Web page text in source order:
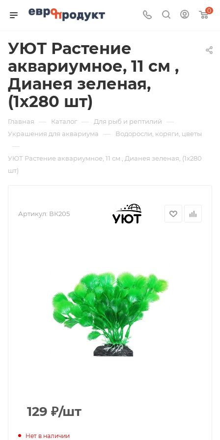
0
УЮТ Растение
аквариумное, 11 см ,
Дианея зеленая,
(1х280 шт)
Главная — Каталог — Для рыб и рептилий —
Украшения для аквариума — Водоросли, коряги, цветы
—
УЮТ Растение аквариумное, 11 см , Дианея зеленая, (1х280
шт)
Артикул: ВК205
129 ₽/шт
Нет в наличии